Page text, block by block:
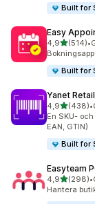
Built for
Easy
4,9av 5(514)
514 •
Built for
Yanet
4,9av 5(438)
438 •
En SKU-
EAN, GTIN)
Built for
Easyteam
4,9av 5(298)
298 •
Hantera